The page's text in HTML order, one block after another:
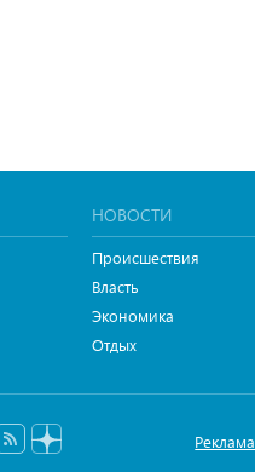
НОВОСТИ
Происшествия
Власть
Экономика
Отдых
Реклама